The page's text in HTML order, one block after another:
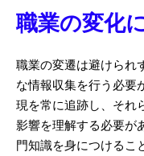
職業の変化
職業の変遷は避けられ
な情報収集を行う必要
現を常に追跡し、それ
影響を理解する必要が
門知識を身につけるこ